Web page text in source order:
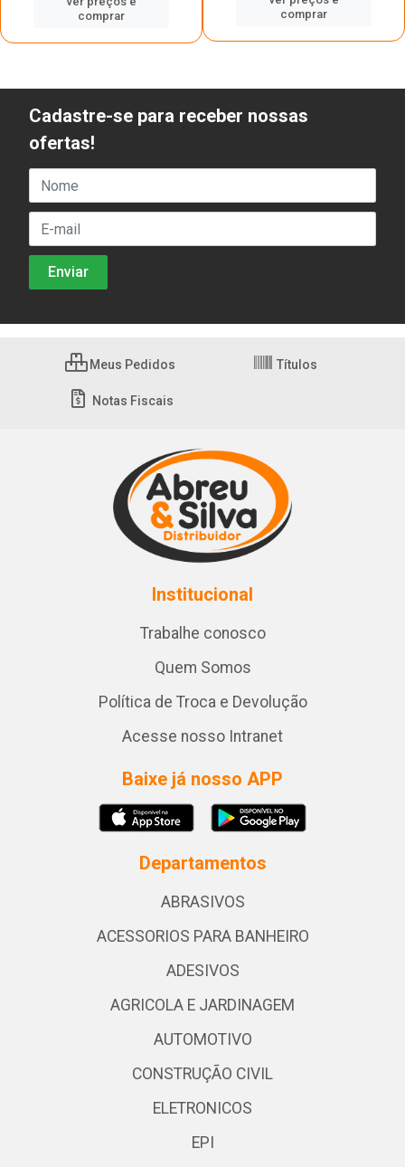
comprar
comprar
Cadastre-se para receber nossas
ofertas!
Meus Pedidos Títulos
Notas Fiscais
Institucional
Trabalhe conosco
Quem Somos
Política de Troca e Devolução
Acesse nosso Intranet
Baixe já nosso APP
Departamentos
ABRASIVOS
ACESSORIOS PARA BANHEIRO
ADESIVOS
AGRICOLA E JARDINAGEM
AUTOMOTIVO
CONSTRUÇÃO CIVIL
ELETRONICOS
EPI